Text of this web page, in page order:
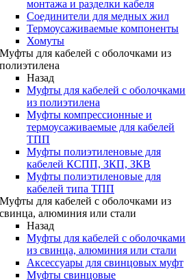
монтажа и разделки кабеля
Соединители для медных жил
Термоусаживаемые компоненты
Хомуты
Муфты для кабелей с оболочками из
полиэтилена
Назад
Муфты для кабелей с оболочками
из полиэтилена
Муфты компрессионные и
термоусаживаемые для кабелей
ТПП
Муфты полиэтиленовые для
кабелей КСПП, ЗКП, ЗКВ
Муфты полиэтиленовые для
кабелей типа ТПП
Муфты для кабелей с оболочками из
свинца, алюминия или стали
Назад
Муфты для кабелей с оболочками
из свинца, алюминия или стали
Аксессуары для свинцовых муфт
Муфты свинцовые